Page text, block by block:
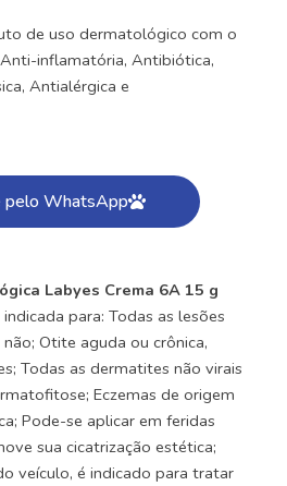
de uso dermatológico com o
inflamatória, Antibiótica,
Antialérgica e
pelo WhatsApp
Labyes Crema 6A 15 g
indicada para: Todas as lesões
Otite aguda ou crônica,
Todas as dermatites não virais
Eczemas de origem
Pode-se aplicar em feridas
sua cicatrização estética;
veículo, é indicado para tratar